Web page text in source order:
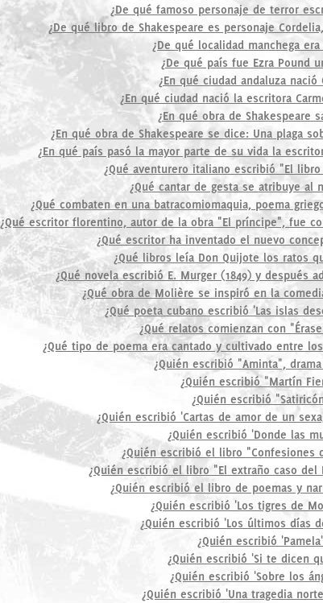
¿De qué famoso personaje de terror
¿De qué libro de Shakespeare es personaje
¿De qué localidad manchega era
¿De qué país fue Ezra Pound
¿En qué ciudad andaluza nació
¿En qué ciudad nació la escritora
¿En qué obra de Shakespeare
¿En qué obra de Shakespeare se dice: Una plaga
¿En qué país pasó la mayor parte de su vida la
¿Qué aventurero italiano escribió "El
¿Qué cantar de gesta se atribuye al
¿Qué combaten en una batracomiomaquia, poema
¿Qué escritor florentino, autor de la obra "El príncipe", fue
¿Qué escritor ha inventado el nuevo
¿Qué libros leía Don Quijote los ratos
¿Qué novela escribió E. Murger (1849) y después
¿Qué obra de Molière se inspiró en la
¿Qué poeta cubano escribió 'Las islas
¿Qué relatos comienzan con
¿Qué tipo de poema era cantado y cultivado entre
¿Quién escribió "Aminta",
¿Quién escribió "Martín
¿Quién escribió
¿Quién escribió 'Cartas de amor de un
¿Quién escribió 'Donde las
¿Quién escribió el libro "Confesiones
¿Quién escribió el libro "El extraño caso del
¿Quién escribió el libro de poemas y
¿Quién escribió 'Los tigres de
¿Quién escribió 'Los últimos días
¿Quién escribió
¿Quién escribió 'Si te dicen
¿Quién escribió 'Sobre los
¿Quién escribió 'Una tragedia